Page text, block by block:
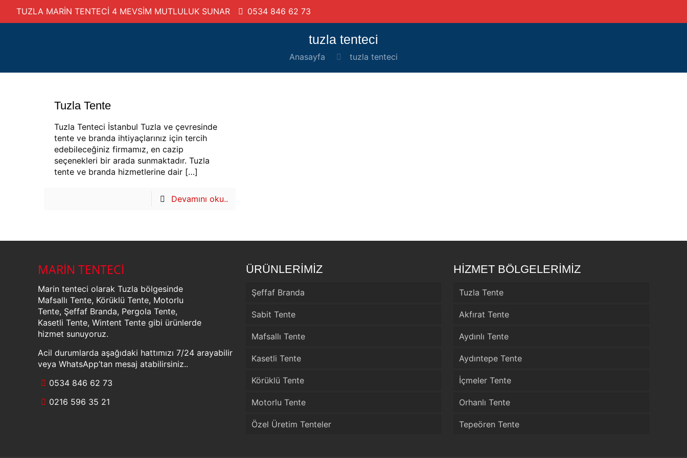
TUZLA MARİN TENTECİ 4 MEVSİM MUTLULUK SUNAR 0534 846 62 73
tuzla tenteci
Anasayfa tuzla tenteci
Tuzla Tente
Tuzla Tenteci İstanbul Tuzla ve çevresinde
tente ve branda ihtiyaçlarınız için tercih
edebileceğiniz firmamız, en cazip
seçenekleri bir arada sunmaktadır. Tuzla
tente ve branda hizmetlerine dair[…]
Devamını oku..
MARİN TENTECİ
Marin tenteci olarak Tuzla bölgesinde
Mafsallı Tente, Körüklü Tente, Motorlu
Tente, Şeffaf Branda, Pergola Tente,
Kasetli Tente, Wintent Tente gibi ürünlerde
hizmet sunuyoruz.
Acil durumlarda aşağıdaki hattımızı 7/24 arayabilir
veya WhatsApp’tan mesaj atabilirsiniz..
0534 846 62 73
0216 596 35 21
ÜRÜNLERİMİZ
Şeffaf Branda
Sabit Tente
Mafsallı Tente
Kasetli Tente
Körüklü Tente
Motorlu Tente
Özel Üretim Tenteler
HİZMET BÖLGELERİMİZ
Tuzla Tente
Akfırat Tente
Aydınlı Tente
Aydıntepe Tente
İçmeler Tente
Orhanlı Tente
Tepeören Tente